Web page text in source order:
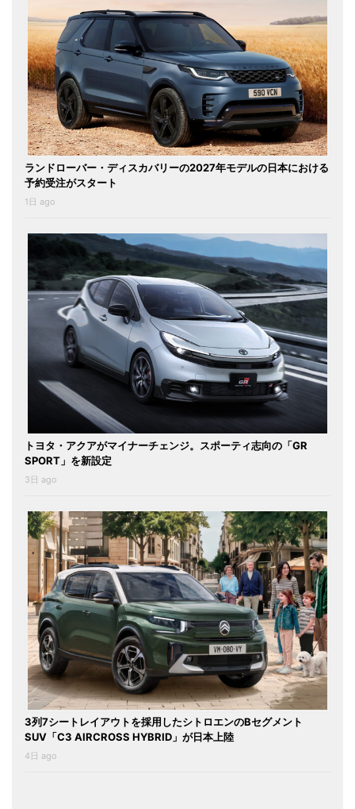
ランドローバー・ディスカバリーの2027年モデルの日本における
予約受注がスタート
1日 ago
トヨタ・アクアがマイナーチェンジ。スポーティ志向の「GR
SPORT」を新設定
3日 ago
3列7シートレイアウトを採用したシトロエンのBセグメント
SUV「C3 AIRCROSS HYBRID」が日本上陸
4日 ago